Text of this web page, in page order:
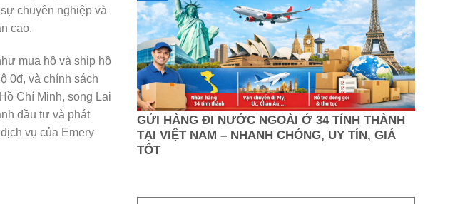
chuyên nghiệp và
cao.
mua hộ và ship hộ
0đ, và chính sách
Chí Minh, song Lai
đầu tư và phát
vụ của Emery
GỬI HÀNG ĐI NƯỚC NGOÀI Ở 34 TỈNH THÀNH
TẠI VIỆT NAM – NHANH CHÓNG, UY TÍN, GIÁ
TỐT